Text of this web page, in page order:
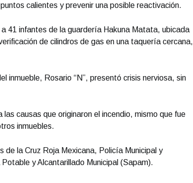
calientes y prevenir una posible reactivación.
41 infantes de la guardería Hakuna Matata, ubicada
de cilindros de gas en una taquería cercana,
inmueble, Rosario “N”, presentó crisis nerviosa, sin
causas que originaron el incendio, mismo que fue
inmuebles.
de la Cruz Roja Mexicana, Policía Municipal y
y Alcantarillado Municipal (Sapam).
Portada Octubre 01